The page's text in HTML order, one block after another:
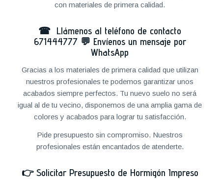
con materiales de primera calidad.
☎ Llámenos al teléfono de contacto
671444777 💬 Envíenos un mensaje por
WhatsApp
Gracias a los materiales de primera calidad que utilizan
nuestros profesionales te podemos garantizar unos
acabados siempre perfectos. Tu nuevo suelo no será
igual al de tu vecino, disponemos de una amplia gama de
colores y acabados para lograr tu satisfacción.
Pide presupuesto sin compromiso. Nuestros
profesionales están encantados de atenderte.
👉 Solicitar Presupuesto de Hormigón Impreso